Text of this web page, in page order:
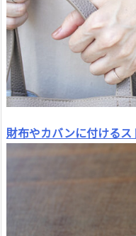
財布やカバンに付ける